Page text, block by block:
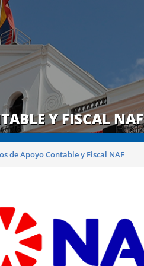
Y FISCAL NAF
de Apoyo Contable y Fiscal NAF